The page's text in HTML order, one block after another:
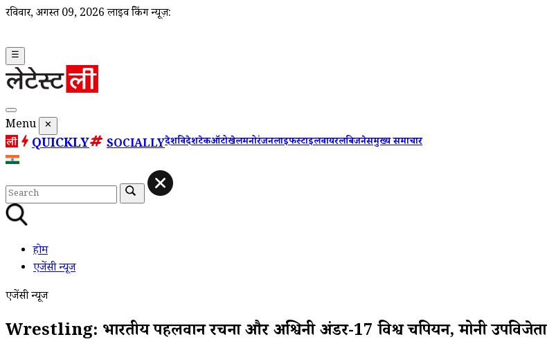
रविवार, अगस्त 09, 2026 लाइव ब्रेकिंग न्यूज़:
☰
Menu ✕
QUICKLY SOCIALLYदेशविदेशटेकऑटोखेलमनोरंजनलाइफस्टाइलवायरलबिजनेसमुख्य समाचार
होम
एजेंसी न्यूज
एजेंसी न्यूज
Wrestling: भारतीय पहलवान रचना और अश्विनी अंडर-17 विश्व चैंपियन, मोनी उपविजेता